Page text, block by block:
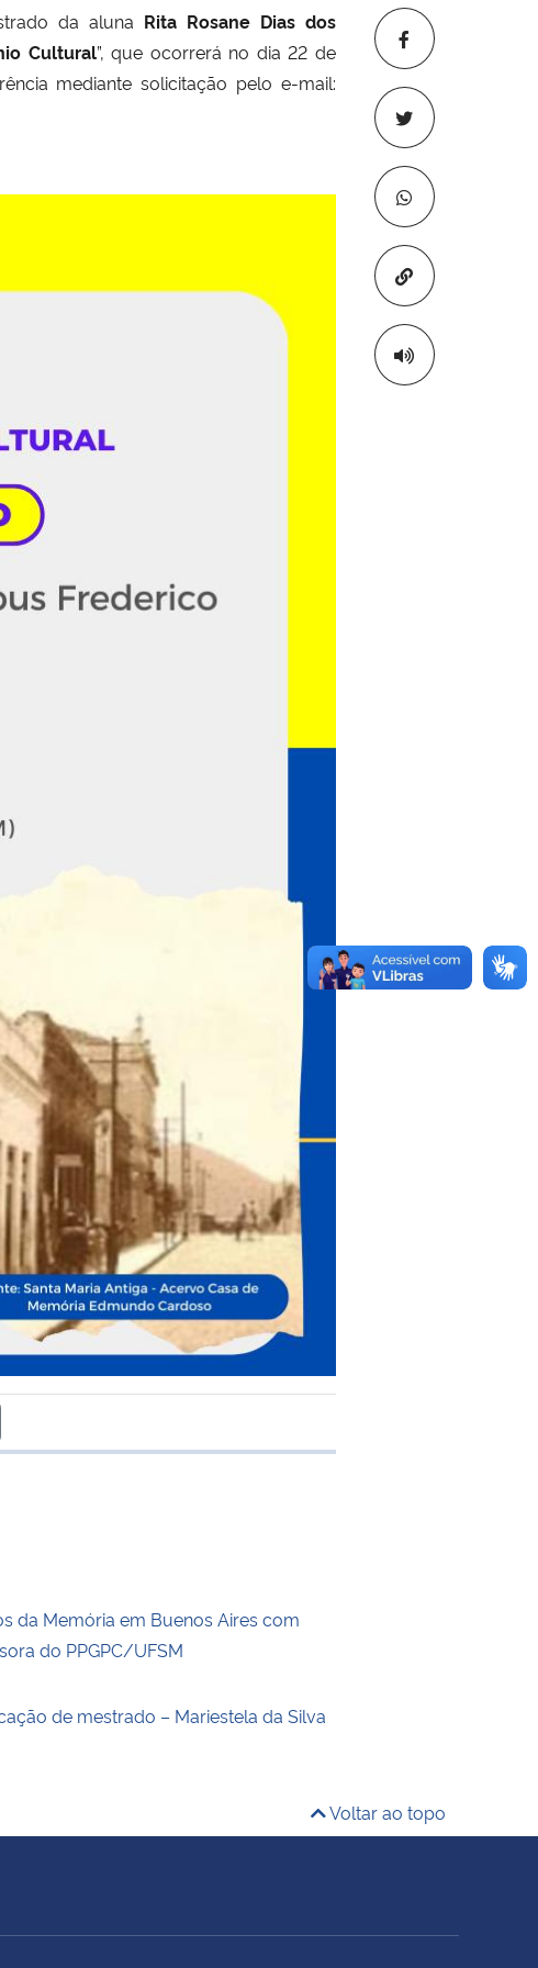
Copiar para
da aluna Rita Rosane Dias dos
Cultural”, que ocorrerá no dia 22 de
mediante solicitação pelo e-mail:
de transferência
da Memória em Buenos Aires com
do PPGPC/UFSM
de mestrado – Mariestela da Silva
Voltar ao topo